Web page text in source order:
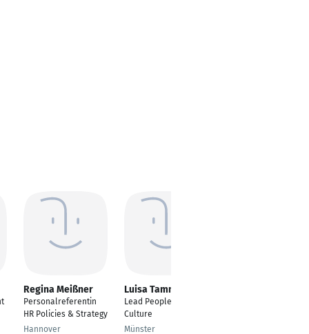
Regina Meißner
Personalreferentin
HR Policies & Strategy
Hannover
Luisa Tamm
Lead People &
Culture
Münster